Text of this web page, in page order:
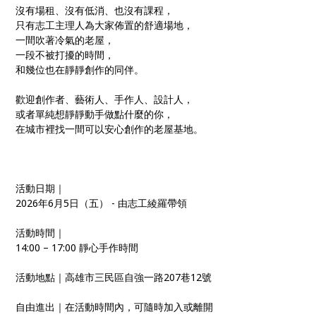
沒有場租、沒有低消、也沒有課程，
只有志工主理人為大家佈置的舒適場地，
一間吹著冷氣的老屋，
一段不被打擾的時間，
和幾位也在靜靜創作的同伴。
歡迎創作者、藝術人、手作人、設計人，
或者單純想靜靜動手做點什麼的你，
在城市裡找一間可以安心創作的老屋基地。
活動日期｜
2026年6月5日（五） - 由志工綾羅帶領
活動時間｜
14:00 – 17:00 靜心手作時間
活動地點｜高雄市三民區自強一路207巷12號
自由進出｜在活動時間內，可隨時加入或離開